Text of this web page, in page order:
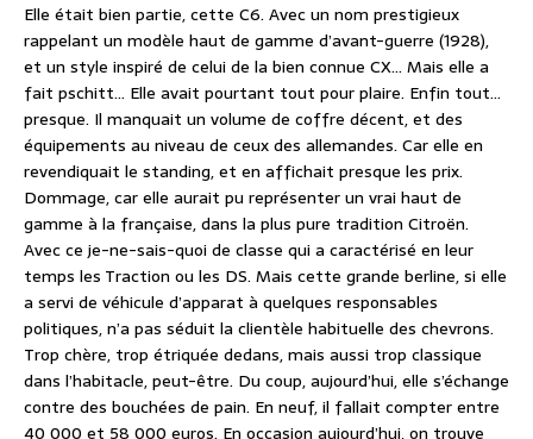
Elle était bien partie, cette C6. Avec un nom prestigieux
rappelant un modèle haut de gamme d’avant-guerre (1928),
et un style inspiré de celui de la bien connue CX… Mais elle a
fait pschitt… Elle avait pourtant tout pour plaire. Enfin tout…
presque. Il manquait un volume de coffre décent, et des
équipements au niveau de ceux des allemandes. Car elle en
revendiquait le standing, et en affichait presque les prix.
Dommage, car elle aurait pu représenter un vrai haut de
gamme à la française, dans la plus pure tradition Citroën.
Avec ce je-ne-sais-quoi de classe qui a caractérisé en leur
temps les Traction ou les DS. Mais cette grande berline, si elle
a servi de véhicule d’apparat à quelques responsables
politiques, n’a pas séduit la clientèle habituelle des chevrons.
Trop chère, trop étriquée dedans, mais aussi trop classique
dans l’habitacle, peut-être. Du coup, aujourd’hui, elle s’échange
contre des bouchées de pain. En neuf, il fallait compter entre
40 000 et 58 000 euros. En occasion aujourd’hui, on trouve